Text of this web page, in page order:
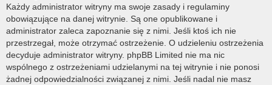
Każdy administrator witryny ma swoje zasady i regulaminy
obowiązujące na danej witrynie. Są one opublikowane i
administrator zaleca zapoznanie się z nimi. Jeśli ktoś ich nie
przestrzegał, może otrzymać ostrzeżenie. O udzieleniu ostrzeżenia
decyduje administrator witryny. phpBB Limited nie ma nic
wspólnego z ostrzeżeniami udzielanymi na tej witrynie i nie ponosi
żadnej odpowiedzialności związanej z nimi. Jeśli nadal nie masz